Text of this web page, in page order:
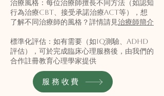
治療風格：每位治療師擅長不 同方法（如認知
行為治療CBT、接受承諾治療ACT等），想
了解不同治療師的風格？詳情請見治療師簡介
標準化評估：如有需要（如IQ測驗、ADHD
評估），可於完成臨床心理服務後，由我們的
合作註冊教育心理學家提供
服務收費